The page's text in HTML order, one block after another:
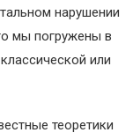
нарушении
мы погружены в
или
теоретики